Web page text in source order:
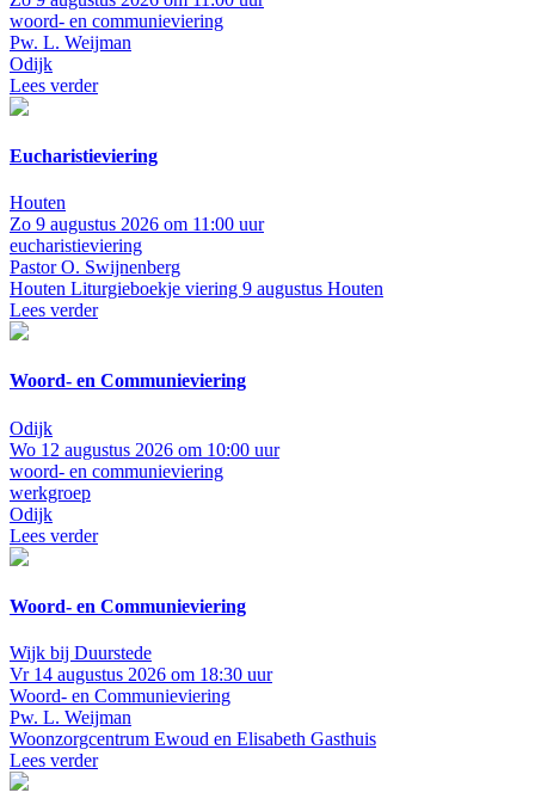
woord- en communieviering
Pw. L. Weijman
Odijk
Lees verder
Eucharistieviering
Houten
Zo 9 augustus 2026 om 11:00 uur
eucharistieviering
Pastor O. Swijnenberg
Houten Liturgieboekje viering 9 augustus Houten
Lees verder
Woord- en Communieviering
Odijk
Wo 12 augustus 2026 om 10:00 uur
woord- en communieviering
werkgroep
Odijk
Lees verder
Woord- en Communieviering
Wijk bij Duurstede
Vr 14 augustus 2026 om 18:30 uur
Woord- en Communieviering
Pw. L. Weijman
Woonzorgcentrum Ewoud en Elisabeth Gasthuis
Lees verder